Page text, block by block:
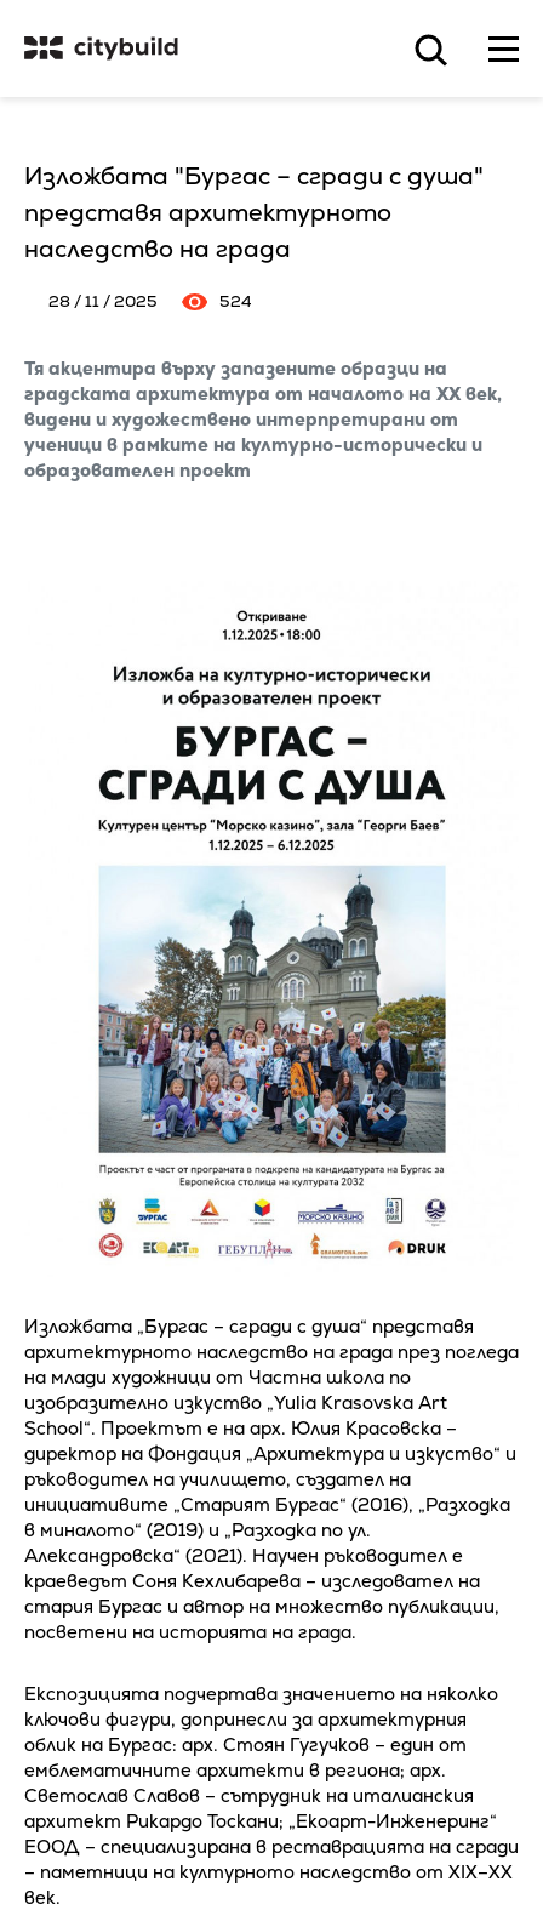
Изложбата "Бургас – сгради с душа"
представя архитектурното
наследство на града
28 / 11 / 2025 524
Тя акцентира върху запазените образци на
градската архитектура от началото на ХХ век,
видени и художествено интерпретирани от
ученици в рамките на културно-исторически и
образователен проект
Изложбата „Бургас – сгради с душа“ представя
архитектурното наследство на града през погледа
на млади художници от Частна школа по
изобразително изкуство „Yulia Krasovska Art
School“. Проектът е на арх. Юлия Красовска –
директор на Фондация „Архитектура и изкуство“ и
ръководител на училището, създател на
инициативите „Старият Бургас“ (2016), „Разходка
в миналото“ (2019) и „Разходка по ул.
Александровска“ (2021). Научен ръководител е
краеведът Соня Кехлибарева – изследовател на
стария Бургас и автор на множество публикации,
посветени на историята на града.
Експозицията подчертава значението на няколко
ключови фигури, допринесли за архитектурния
облик на Бургас: арх. Стоян Гугучков – един от
емблематичните архитекти в региона; арх.
Светослав Славов – сътрудник на италианския
архитект Рикардо Тоскани; „Екоарт-Инженеринг“
ЕООД – специализирана в реставрацията на сгради
– паметници на културното наследство от XIX–XX
век.